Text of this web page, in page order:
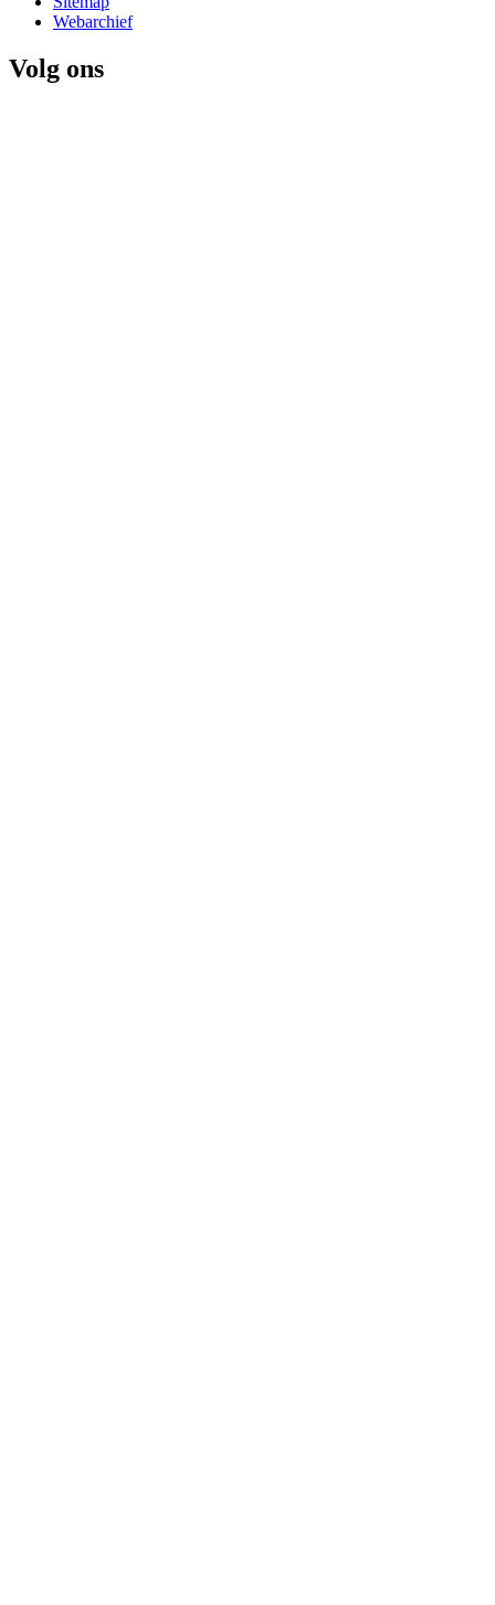
Webarchief
Volg ons